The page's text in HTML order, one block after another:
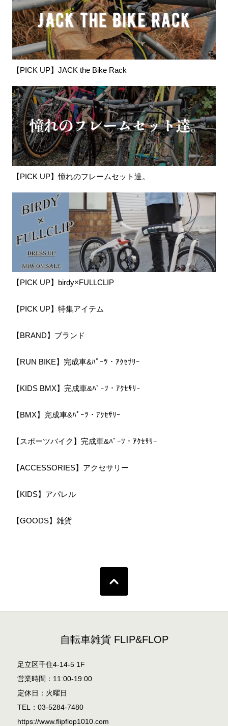
【PICK UP】JACK the Bike Rack
【PICK UP】憧れのフレームセット達。
【PICK UP】birdy×FULLCLIP
【PICK UP】特集アイテム
【BRAND】ブランド
【RUN BIKE】完成車&ﾊﾟｰﾂ・ｱｸｾｻﾘｰ
【KIDS BMX】完成車&ﾊﾟｰﾂ・ｱｸｾｻﾘｰ
【BMX】完成車&ﾊﾟｰﾂ・ｱｸｾｻﾘｰ
【スポーツバイク】完成車&ﾊﾟｰﾂ・ｱｸｾｻﾘｰ
【ACCESSORIES】アクセサリー
【KIDS】アパレル
【GOODS】雑貨
自転車雑貨 FLIP&FLOP
足立区千住4-14-5 1F
営業時間：11:00-19:00
定休日：火曜日
TEL：03-5284-7480
https://www.flipflop1010.com